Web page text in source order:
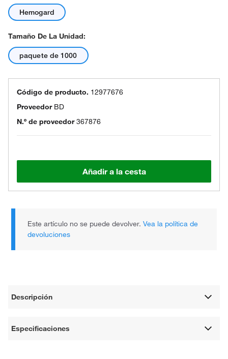
Hemogard
Tamaño De La Unidad:
paquete de 1000
Código de producto. 12977676
Proveedor BD
N.º de proveedor 367876
Añadir a la cesta
Este artículo no se puede devolver.Vea la política de
devoluciones
Descripción
Especificaciones